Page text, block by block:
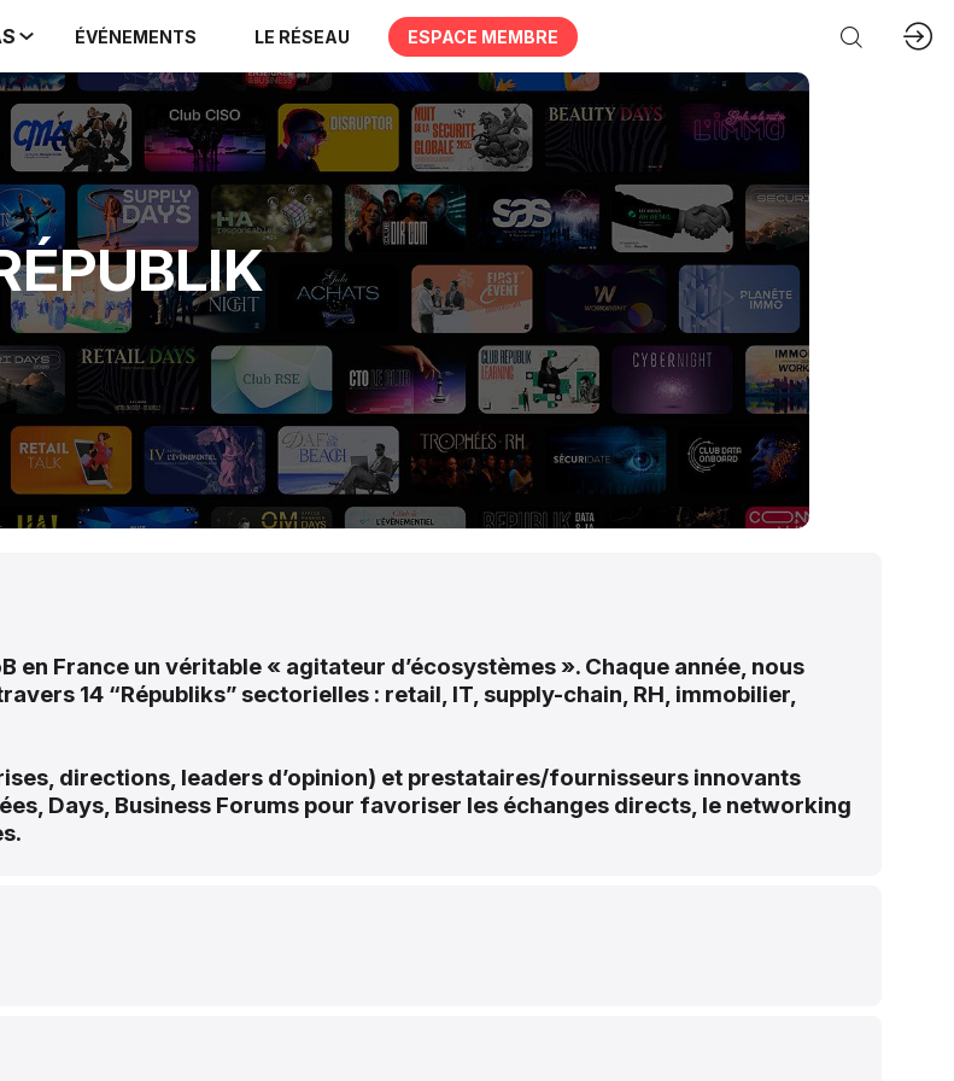
ÉVÉNEMENTS LE RÉSEAU ESPACE MEMBRE
en France un véritable « agitateur d’écosystèmes ». Chaque année, nous
14 “Républiks” sectorielles : retail, IT, supply-chain, RH, immobilier,
directions, leaders d’opinion) et prestataires/fournisseurs innovants
Days, Business Forums pour favoriser les échanges directs, le networking